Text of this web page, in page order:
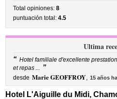
Total opiniones:8
puntuación total:4.5
Ultima
“ Hotel familiale d'excellente
et repas ... ”
desde Marie GEOFFROY, 15 años
Hotel L'Aiguille du Midi,